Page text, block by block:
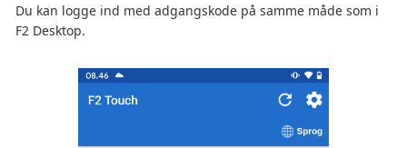
Du kan logge ind med adgangskode på samme måde som i
F2 Desktop.